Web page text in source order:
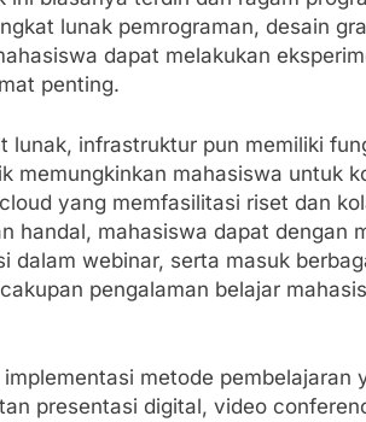
lunak pemrograman, desain
dapat melakukan
penting.
lunak, infrastruktur pun memiliki
memungkinkan mahasiswa untuk
yang memfasilitasi riset dan
handal, mahasiswa dapat dengan
dalam webinar, serta masuk
pengalaman belajar
metode pembelajaran
presentasi digital, video